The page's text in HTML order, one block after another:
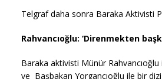
Telgraf daha sonra Baraka Aktivisti
Rahvancıoğlu: ‘Direnmekten
Baraka aktivisti Münür Rahvancıoğlu
ve Başbakan Yorgancıoğlu ile bir